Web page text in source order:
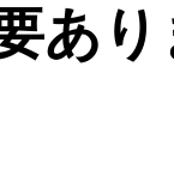
あ